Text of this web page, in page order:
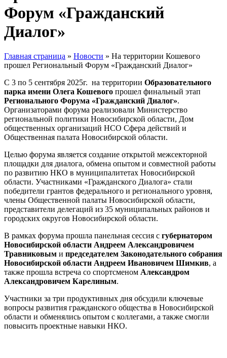
Форум «Гражданский
Диалог»
Главная страница » Новости » На территории Кошевого
прошел Региональный Форум «Гражданский Диалог»
С 3 по 5 сентября 2025г. на территории Образовательного
парка имени Олега Кошевого прошел финальный этап
Регионального Форума «Гражданский Диалог».
Организаторами форума реализовали Министерство
региональной политики Новосибирской области, Дом
общественных организаций НСО Сфера действий и
Общественная палата Новосибирской области.
Целью форума является создание открытой межсекторной
площадки для диалога, обмена опытом и совместной работы
по развитию НКО в муниципалитетах Новосибирской
области. Участниками «Гражданского Диалога» стали
победители грантов федерального и регионального уровня,
члены Общественной палаты Новосибирской области,
представители делегаций из 35 муниципальных районов и
городских округов Новосибирской области.
В рамках форума прошла панельная сессия с губернатором
Новосибирской области Андреем Александровичем
Травниковым и председателем Законодательного собрания
Новосибирской области Андреем Ивановичем Шимкив, а
также прошла встреча со спортсменом Александром
Александровичем Карелиным.
Участники за три продуктивных дня обсудили ключевые
вопросы развития гражданского общества в Новосибирской
области и обменялись опытом с коллегами, а также смогли
повысить проектные навыки НКО.